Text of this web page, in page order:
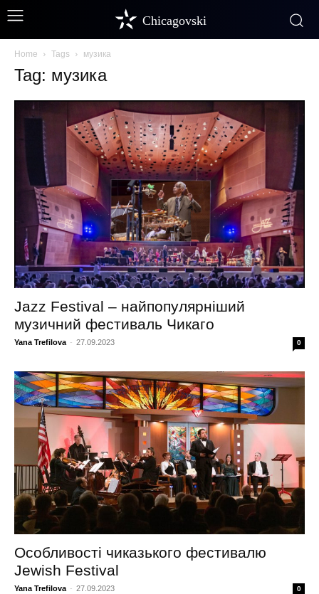
Chicagovski
Home Tags музика
Tag: музика
Jazz Festival – найпопулярніший
музичний фестиваль Чикаго
Yana Trefilova - 27.09.2023 0
Особливості чиказького фестивалю
Jewish Festival
Yana Trefilova - 27.09.2023 0